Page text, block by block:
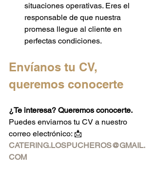
situaciones operativas. Eres el
responsable de que nuestra
promesa llegue al cliente en
perfectas condiciones.
Envíanos tu CV,
queremos conocerte
¿Te interesa? Queremos conocerte.
Puedes enviarnos tu CV a nuestro
correo electrónico: 📩
CATERING.LOSPUCHEROS@GMAIL.
COM